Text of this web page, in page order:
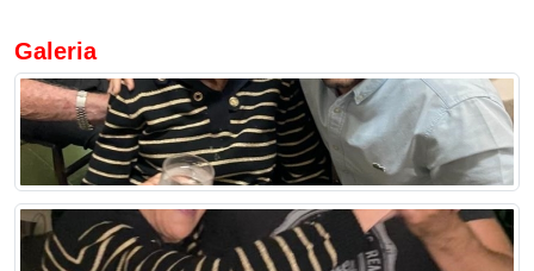
Galeria